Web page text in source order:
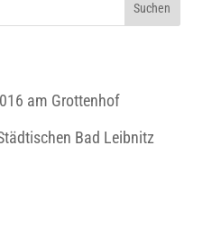
am Grottenhof
Bad Leibnitz